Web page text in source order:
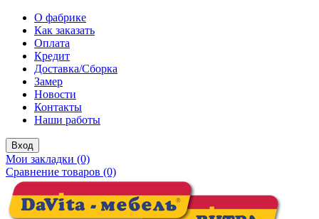
О фабрике
Как заказать
Оплата
Кредит
Доставка/Сборка
Замер
Новости
Контакты
Наши работы
Вход
Мои закладки (0)
Сравнение товаров (0)